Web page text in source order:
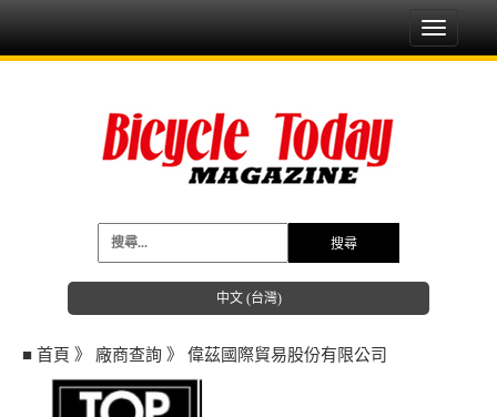
中文 (台灣)
Toggle
■ 首頁 》 廠商查詢 》 偉茲國際貿易股份有限公司